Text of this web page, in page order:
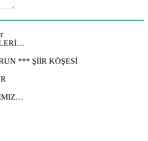
*** ŞİİR KÖŞESİ